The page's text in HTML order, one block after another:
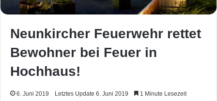
Neunkircher Feuerwehr rettet
Bewohner bei Feuer in
Hochhaus!
6. Juni 2019 Letztes Update 6. Juni 2019 1 Minute Lesezeit